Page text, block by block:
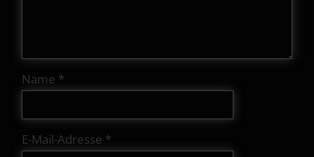
Name *
E-Mail-Adresse *